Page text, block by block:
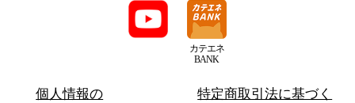
カテエネ
BANK
個人情報の
特定商取引法に基づく